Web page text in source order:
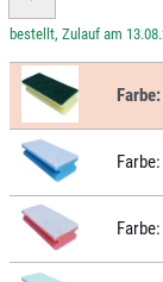
Farbe:
Farbe:
Farbe: